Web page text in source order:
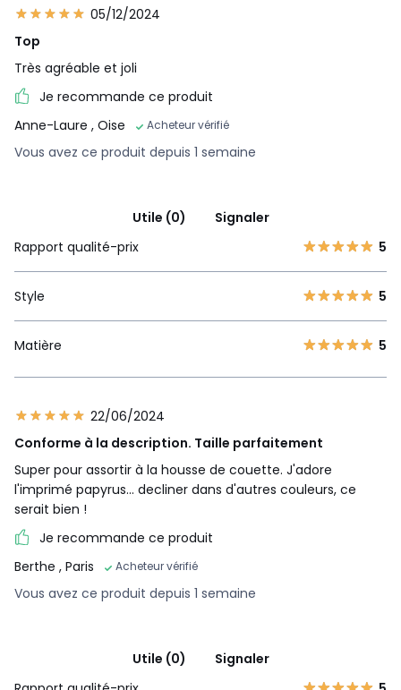
05/12/2024
Top
Très agréable et joli
Je recommande ce produit
Anne-Laure , Oise Acheteur vérifié
Vous avez ce produit depuis 1 semaine
Utile (0)
Signaler
Rapport qualité-prix
5
Style 5
Matière 5
22/06/2024
Conforme à la description. Taille parfaitement
Super pour assortir à la housse de couette. J'adore
l'imprimé papyrus... decliner dans d'autres couleurs, ce
serait bien !
Je recommande ce produit
Berthe , Paris Acheteur vérifié
Vous avez ce produit depuis 1 semaine
Utile (0)
Signaler